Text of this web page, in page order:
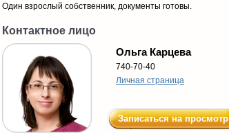
Один взрослый собственник, документы готовы.
Контактное лицо
Ольга Карцева
740-70-40
Личная страница
Записаться на просмотр